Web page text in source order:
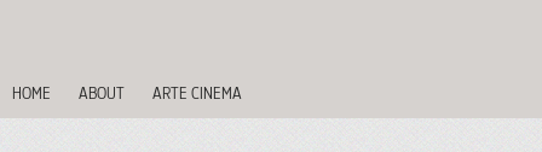
HOME ABOUT ARTE CINEMA